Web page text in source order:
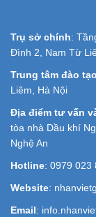
Trụ sở chính:
Đình 2, Nam Từ
Trung tâm đào tạo
Liêm, Hà Nội
Địa điểm tư vấn
tòa nhà Dầu khí
Nghệ An
Hotline: 0979 023
Website:
Email: